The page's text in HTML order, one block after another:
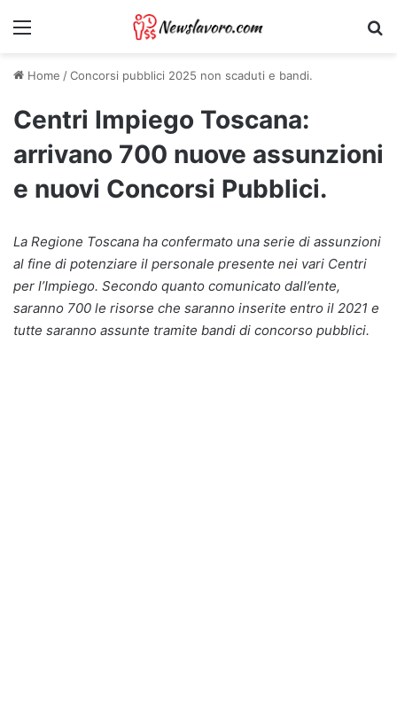
Menu
Home /Concorsi pubblici 2025 non scaduti e bandi.
Centri Impiego Toscana:
arrivano 700 nuove assunzioni
e nuovi Concorsi Pubblici.
La Regione Toscana ha confermato una serie di assunzioni
al fine di potenziare il personale presente nei vari Centri
per l’Impiego. Secondo quanto comunicato dall’ente,
saranno 700 le risorse che saranno inserite entro il 2021 e
tutte saranno assunte tramite bandi di concorso pubblici.